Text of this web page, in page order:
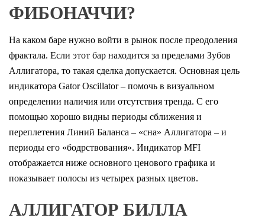
ФИБОНАЧЧИ?
На каком баре нужно войти в рынок после преодоления
фрактала. Если этот бар находится за пределами Зубов
Аллигатора, то такая сделка допускается. Основная цель
индикатора Gator Oscillator – помочь в визуальном
определении наличия или отсутствия тренда. С его
помощью хорошо видны периоды сближения и
переплетения Линий Баланса – «сна» Аллигатора – и
периоды его «бодрствования». Индикатор MFI
отображается ниже основного ценового графика и
показывает полосы из четырех разных цветов.
АЛЛИГАТОР БИЛЛА